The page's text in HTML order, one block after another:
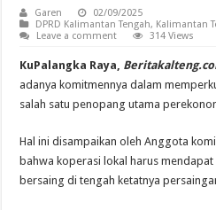
Garen
02/09/2025
DPRD Kalimantan Tengah, Kalimantan
Leave a comment
314 Views
KuPalangka Raya,
adanya komitmennya dalam
salah satu penopang utama
Hal ini disampaikan oleh Anggota
bahwa koperasi lokal harus
bersaing di tengah ketatnya